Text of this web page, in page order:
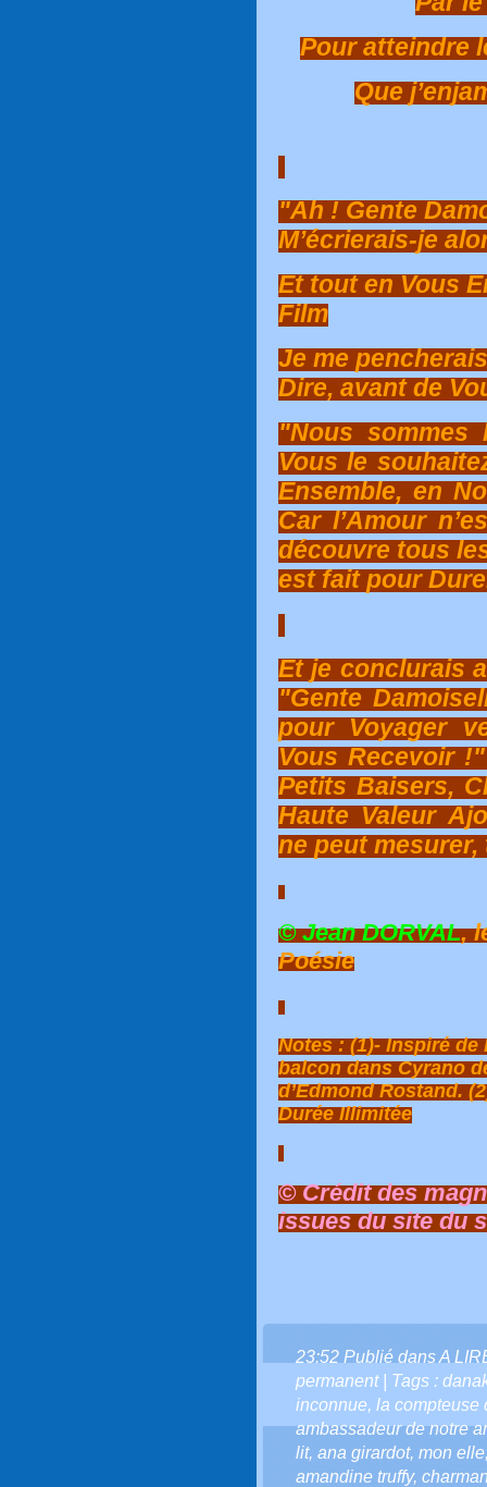
Pour atteindre
Que
"Ah ! Gente
M’écrierais-je
Et tout en Vous
Film
Je me
Dire, avant de
"Nous sommes
Vous le
Ensemble, en
Car l’Amour
découvre tous
est fait pour
Et je conclurais
"Gente
pour Voyager
Vous Recevoir
Petits Baisers,
Haute Valeur
ne peut
© Jean DORVAL,
Poésie
Notes : (1)- Inspiré de
balcon dans Cyrano
d’Edmond Rostand.
Durée Illimitée
© Crédit des
issues du site du
23:52 Publié dansA
permanent| Tags :
inconnue, la compteuse
ambassadeur de notre
lit, ana girardot, mon elle
amandine truffy,